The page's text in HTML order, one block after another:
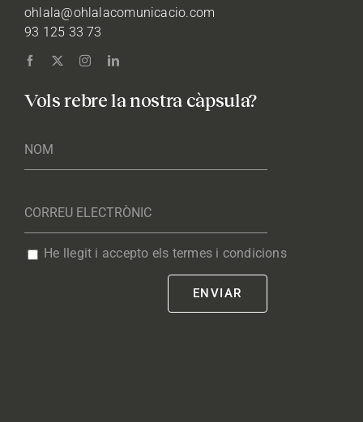
ohlala@ohlalacomunicacio.com
93 125 33 73
Vols rebre la nostra càpsula?
He llegit i accepto els termes i condicions